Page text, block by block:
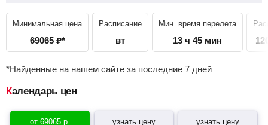
Минимальная цена
69065 ₽*
Расписание
вт
Мин. время перелета
13 ч 45 мин
*Найденные на нашем сайте за последние 7 дней
Календарь цен
от69065 р. узнать цену узнать цену